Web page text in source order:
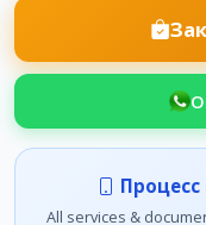
All services &